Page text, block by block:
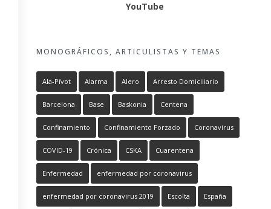
YouTube
MONOGRÁFICOS, ARTICULISTAS Y TEMAS
Ala-Pívot Alarma Alero Arresto Domiciliario
Barcelona Base Baskonia Centena
Confinamiento Confinamiento Forzado Coronavirus
COVID-19 Crónica CSKA Cuarentena
Enfermedad enfermedad por coronavirus
enfermedad por coronavirus 2019 Escolta España